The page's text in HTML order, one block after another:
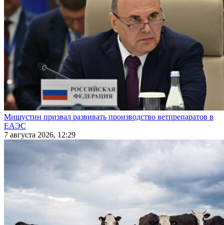
Мишустин призвал развивать производство ветпрепаратов в
ЕАЭС
7 августа 2026, 12:29